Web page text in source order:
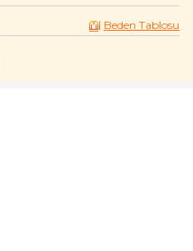
Beden Tablosu